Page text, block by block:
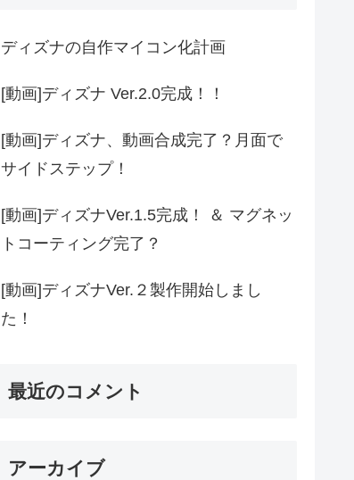
ディズナの自作マイコン化計画
[動画]ディズナ Ver.2.0完成！！
[動画]ディズナ、動画合成完了？月面で
サイドステップ！
[動画]ディズナVer.1.5完成！ ＆ マグネッ
トコーティング完了？
[動画]ディズナVer.２製作開始しまし
た！
最近のコメント
アーカイブ